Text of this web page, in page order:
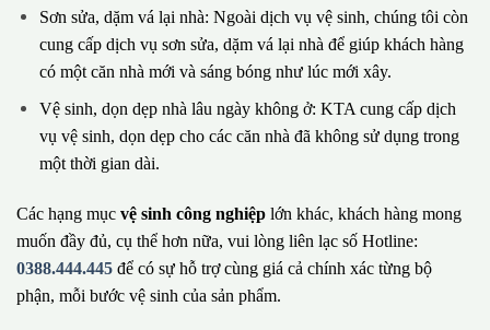
Sơn sửa, dặm vá lại nhà: Ngoài dịch vụ vệ sinh, chúng tôi còn
cung cấp dịch vụ sơn sửa, dặm vá lại nhà để giúp khách hàng
có một căn nhà mới và sáng bóng như lúc mới xây.
Vệ sinh, dọn dẹp nhà lâu ngày không ở: KTA cung cấp dịch
vụ vệ sinh, dọn dẹp cho các căn nhà đã không sử dụng trong
một thời gian dài.
Các hạng mục vệ sinh công nghiệp lớn khác, khách hàng mong
muốn đầy đủ, cụ thể hơn nữa, vui lòng liên lạc số Hotline:
0388.444.445 để có sự hỗ trợ cùng giá cả chính xác từng bộ
phận, mỗi bước vệ sinh của sản phẩm.